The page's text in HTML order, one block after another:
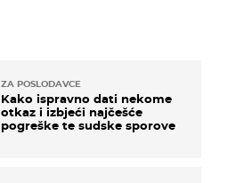
ZA POSLODAVCE
Kako ispravno dati nekome
otkaz i izbjeći najčešće
pogreške te sudske sporove